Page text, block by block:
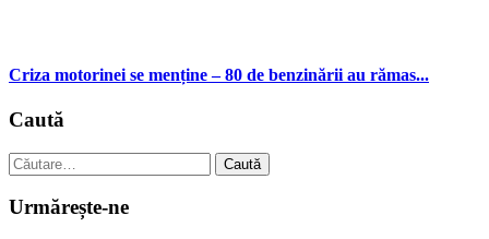
Criza motorinei se menține – 80 de benzinării au rămas...
Caută
Caută
după:
Urmărește-ne